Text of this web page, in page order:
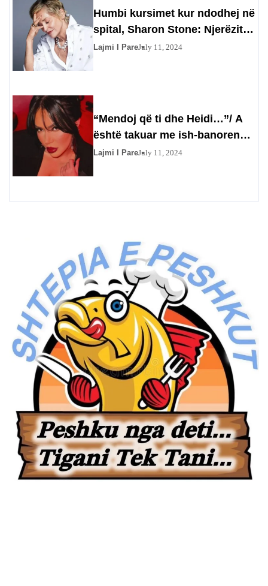
Humbi kursimet kur ndodhej në
spital, Sharon Stone: Njerëzit
përfituan prej meje
Lajmi I PareJuly 11, 2024
“Mendoj që ti dhe Heidi…”/ A
është takuar me ish-banoren?
Efit nuk i kthehet përgjigje
Lajmi I PareJuly 11, 2024